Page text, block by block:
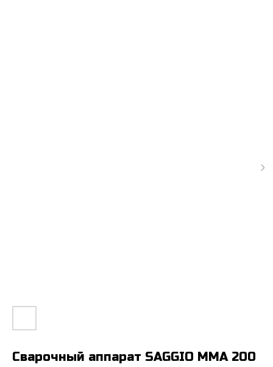
Сварочный аппарат SAGGIO MMA 200